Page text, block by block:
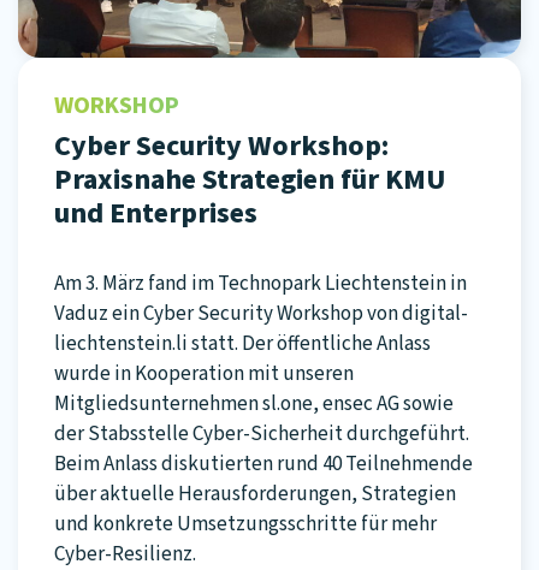
WORKSHOP
Cyber Security Workshop:
Praxisnahe Strategien für KMU
und Enterprises
Am 3. März fand im Technopark Liechtenstein in
Vaduz ein Cyber Security Workshop von digital-
liechtenstein.li statt. Der öffentliche Anlass
wurde in Kooperation mit unseren
Mitgliedsunternehmen sl.one, ensec AG sowie
der Stabsstelle Cyber-Sicherheit durchgeführt.
Beim Anlass diskutierten rund 40 Teilnehmende
über aktuelle Herausforderungen, Strategien
und konkrete Umsetzungsschritte für mehr
Cyber-Resilienz.